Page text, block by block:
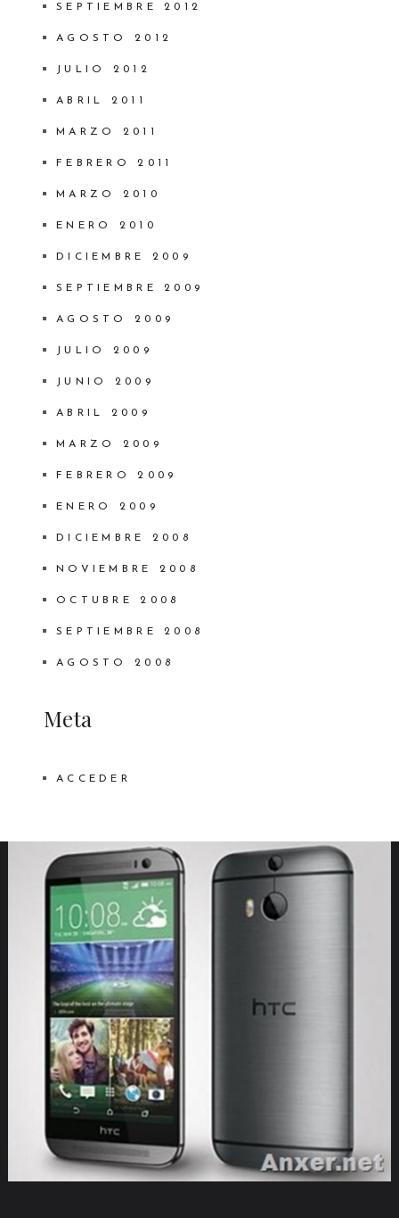
SEPTIEMBRE 2012
AGOSTO 2012
JULIO 2012
ABRIL 2011
MARZO 2011
FEBRERO 2011
MARZO 2010
ENERO 2010
DICIEMBRE 2009
SEPTIEMBRE 2009
AGOSTO 2009
JULIO 2009
JUNIO 2009
ABRIL 2009
MARZO 2009
FEBRERO 2009
ENERO 2009
DICIEMBRE 2008
NOVIEMBRE 2008
OCTUBRE 2008
SEPTIEMBRE 2008
AGOSTO 2008
Meta
ACCEDER